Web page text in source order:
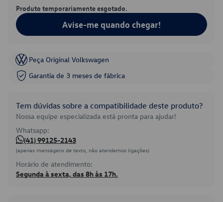
Produto temporariamente esgotado.
Avise-me quando chegar!
Peça Original Volkswagen
Garantia de 3 meses de fábrica
Tem dúvidas sobre a compatibilidade deste produto?
Nossa equipe especializada está pronta para ajudar!
Whatsapp:
(41) 99125-2143
(apenas mensagens de texto, não atendemos ligações)
Horário de atendimento:
Segunda à sexta, das 8h às 17h.